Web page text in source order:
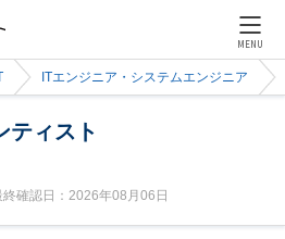
MENU
ITエンジニア・システムエンジニア
ティスト
確認日：2026年08月06日